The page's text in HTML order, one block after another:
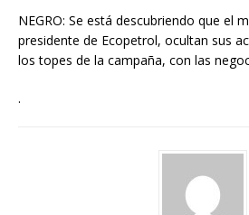
NEGRO: Se está descubriendo que el
presidente de Ecopetrol, ocultan sus
los topes de la campaña, con las
.